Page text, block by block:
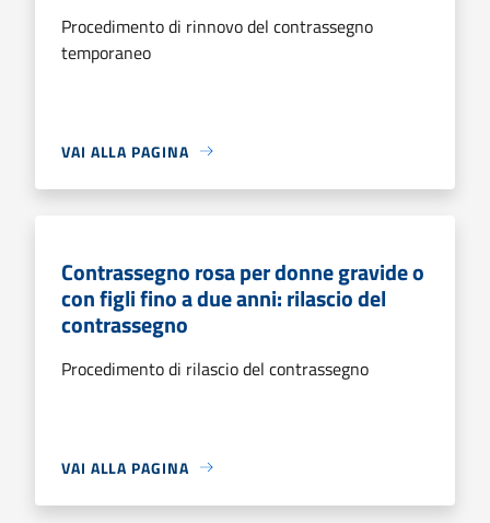
Procedimento di rinnovo del contrassegno
temporaneo
VAI ALLA PAGINA
Contrassegno rosa per donne gravide o
con figli fino a due anni: rilascio del
contrassegno
Procedimento di rilascio del contrassegno
VAI ALLA PAGINA